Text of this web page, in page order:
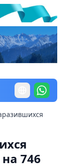
746